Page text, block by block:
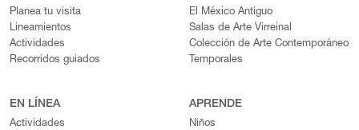
Planea tu visita
Lineamientos
Actividades
Recorridos guiados
El México Antiguo
Salas de Arte Virreinal
Colección de Arte Contemporáneo
Temporales
EN LÍNEA
Actividades
APRENDE
Niños